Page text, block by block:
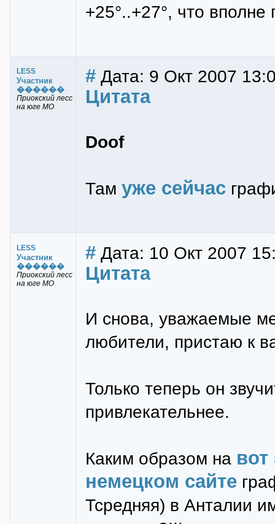
+25°..+27°, что
LESS
Участник
������
Приокский лесс
на юге МО
# Дата: 9 Окт 2007
Цитата
Doof
Там уже сейчас
LESS
Участник
������
Приокский лесс
на юге МО
# Дата: 10 Окт 2007
Цитата
И снова, уважаемые
любители, пристаю к
Только теперь он
привлекательнее.
Каким образом на
немецком сайте
Тсредняя) в Анталии